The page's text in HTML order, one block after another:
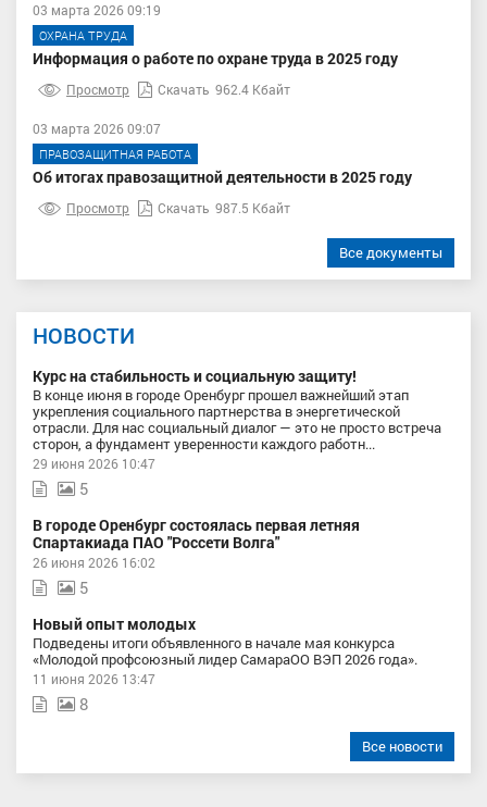
03 марта 2026 09:19
ОХРАНА ТРУДА
Информация о работе по охране труда в 2025 году
Просмотр Скачать 962.4 Кбайт
03 марта 2026 09:07
ПРАВОЗАЩИТНАЯ РАБОТА
Об итогах правозащитной деятельности в 2025 году
Просмотр Скачать 987.5 Кбайт
Все документы
НОВОСТИ
Курс на стабильность и социальную защиту!
В конце июня в городе Оренбург прошел важнейший этап
укрепления социального партнерства в энергетической
отрасли. Для нас социальный диалог — это не просто встреча
сторон, а фундамент уверенности каждого работн...
29 июня 2026 10:47
5
В городе Оренбург состоялась первая летняя
Спартакиада ПАО "Россети Волга"
26 июня 2026 16:02
5
Новый опыт молодых
Подведены итоги объявленного в начале мая конкурса
«Молодой профсоюзный лидер СамараОО ВЭП 2026 года».
11 июня 2026 13:47
8
Все новости